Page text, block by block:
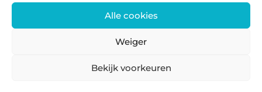
Alle cookies
Weiger
Bekijk voorkeuren
Postadres: Postbus 285, 8440 AG Heerenveen |
Bezoekadres: Zwanedrift 2, 8446 KS Heerenveen
0513 468 158 | info@ateliersmajeur.nl